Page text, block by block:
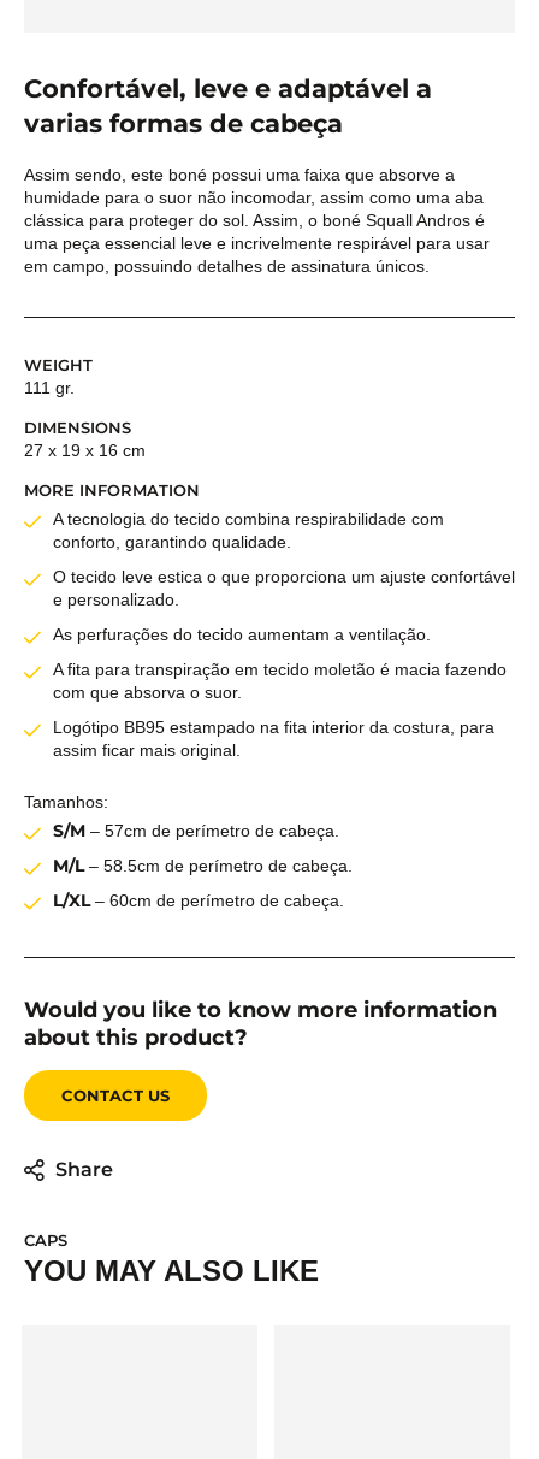
Confortável, leve e adaptável a
varias formas de cabeça
Assim sendo, este boné possui uma faixa que absorve a
humidade para o suor não incomodar, assim como uma aba
clássica para proteger do sol. Assim, o boné Squall Andros é
uma peça essencial leve e incrivelmente respirável para usar
em campo, possuindo detalhes de assinatura únicos.
WEIGHT
111 gr.
DIMENSIONS
27 x 19 x 16 cm
MORE INFORMATION
A tecnologia do tecido combina respirabilidade com
conforto, garantindo qualidade.
O tecido leve estica o que proporciona um ajuste confortável
e personalizado.
As perfurações do tecido aumentam a ventilação.
A fita para transpiração em tecido moletão é macia fazendo
com que absorva o suor.
Logótipo BB95 estampado na fita interior da costura, para
assim ficar mais original.
Tamanhos:
S/M – 57cm de perímetro de cabeça.
M/L– 58.5cm de perímetro de cabeça.
L/XL– 60cm de perímetro de cabeça.
Would you like to know more information
about this product?
CONTACT US
Share
CAPS
YOU MAY ALSO LIKE